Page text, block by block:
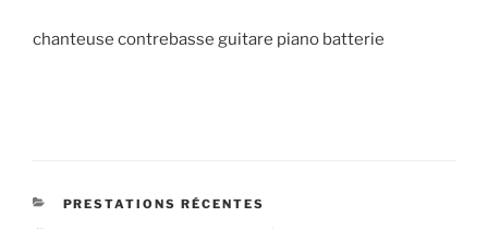
chanteuse contrebasse guitare piano batterie
CATÉGORIES
PRESTATIONS RÉCENTES